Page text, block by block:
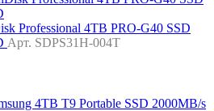
Professional 4TB PRO-G40 SSD
Арт. SDPS31H-004T